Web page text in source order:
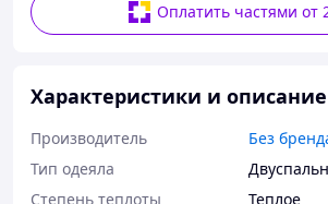
Оплатить частями от
Характеристики и описание
Производитель
Без
Тип одеяла
Степень теплоты
Теплое